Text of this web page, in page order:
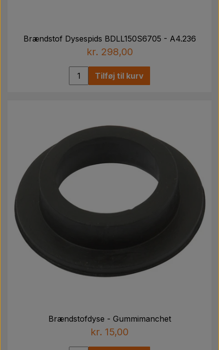
Brændstof Dysespids BDLL150S6705 - A4.236
kr. 298,00
Tilføj til kurv
Brændstofdyse - Gummimanchet
kr. 15,00